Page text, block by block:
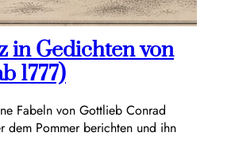
in Gedichten von
1777)
Fabeln von Gottlieb Conrad
dem Pommer berichten und ihn